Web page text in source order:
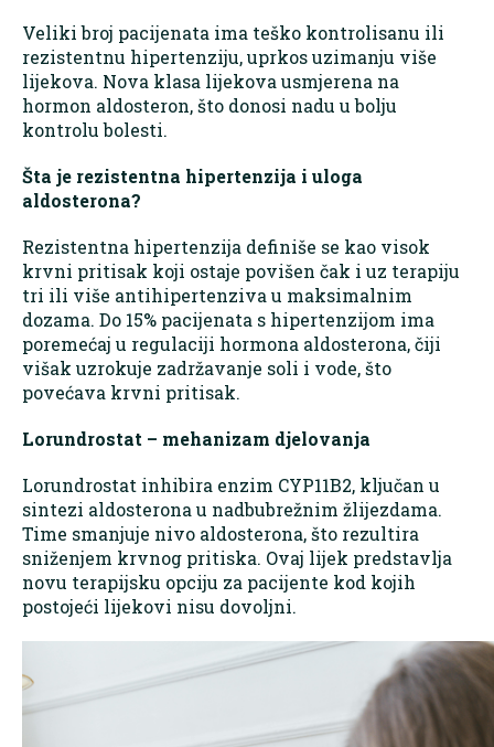
Veliki broj pacijenata ima teško kontrolisanu ili
rezistentnu hipertenziju, uprkos uzimanju više
lijekova. Nova klasa lijekova usmjerena na
hormon aldosteron, što donosi nadu u bolju
kontrolu bolesti.
Šta je rezistentna hipertenzija i uloga
aldosterona?
Rezistentna hipertenzija definiše se kao visok
krvni pritisak koji ostaje povišen čak i uz terapiju
tri ili više antihipertenziva u maksimalnim
dozama. Do 15% pacijenata s hipertenzijom ima
poremećaj u regulaciji hormona aldosterona, čiji
višak uzrokuje zadržavanje soli i vode, što
povećava krvni pritisak.
Lorundrostat – mehanizam djelovanja
Lorundrostat inhibira enzim CYP11B2, ključan u
sintezi aldosterona u nadbubrežnim žlijezdama.
Time smanjuje nivo aldosterona, što rezultira
sniženjem krvnog pritiska. Ovaj lijek predstavlja
novu terapijsku opciju za pacijente kod kojih
postojeći lijekovi nisu dovoljni.